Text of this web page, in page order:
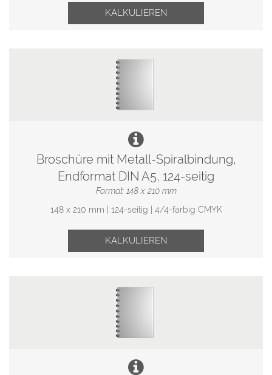
KALKULIEREN
Broschüre mit Metall-Spiralbindung,
Endformat DIN A5, 124-seitig
Format: 148 x 210 mm
148 x 210 mm | 124-seitig | 4/4-farbig CMYK
KALKULIEREN